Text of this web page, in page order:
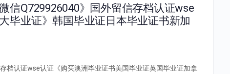
信Q729926040》国外留信存档认证wse
毕业证》韩国毕业证日本毕业证书新加
档认证wse认证《购买澳洲毕业证书美国毕业证英国毕业证加拿